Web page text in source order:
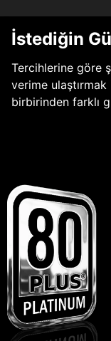
İstediğin
Tercihlerine göre
verime
birbirinden farklı